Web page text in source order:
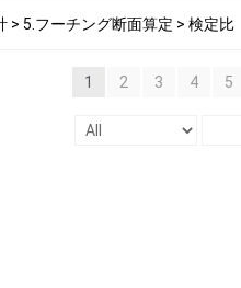
> 5.フーチング断面算定 > 検定比
1 2 3 4 5